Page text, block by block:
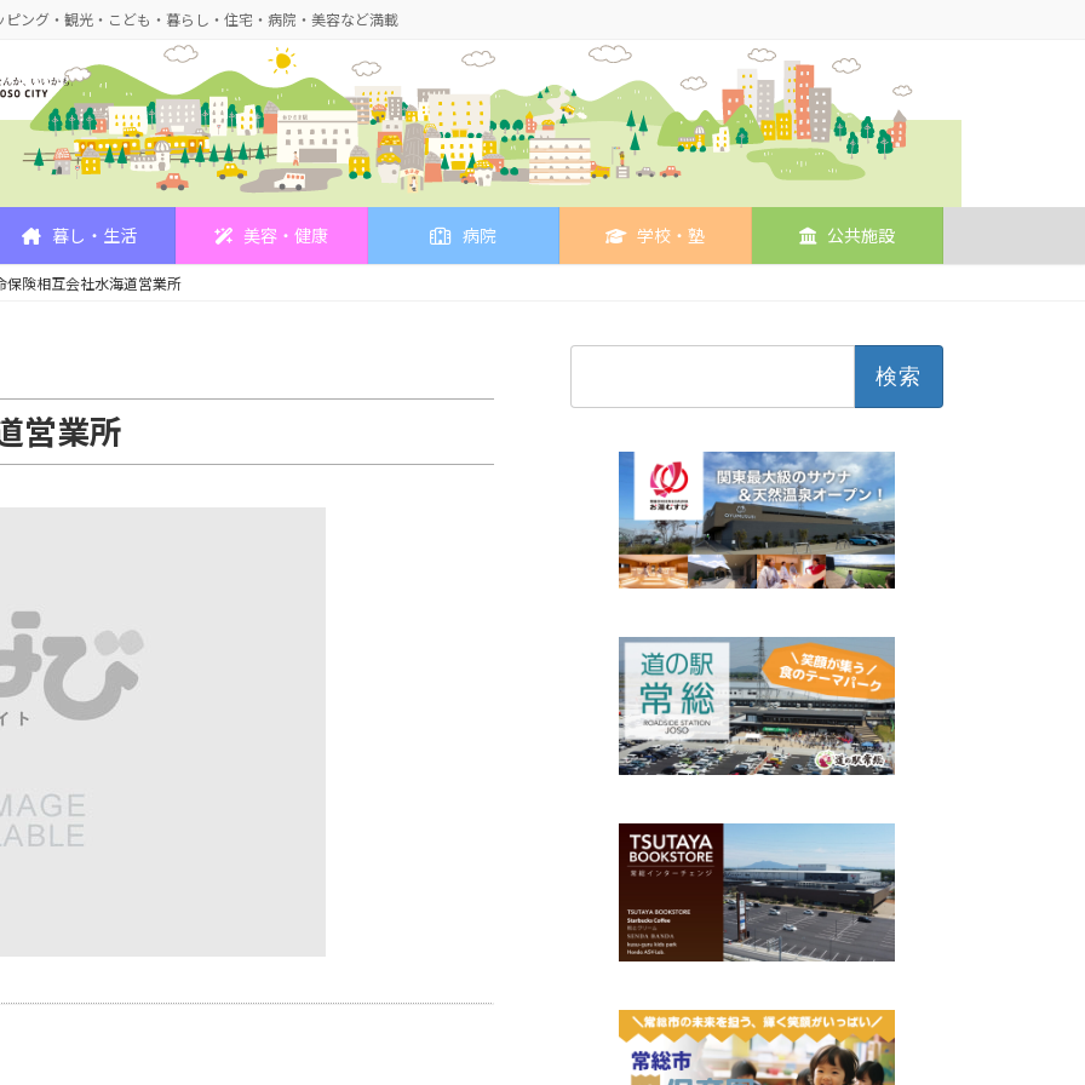
ング・観光・こども・暮らし・住宅・病院・美容など満載
暮し・生活 美容・健康 病院 学校・塾 公共施設
保険相互会社水海道営業所
営業所